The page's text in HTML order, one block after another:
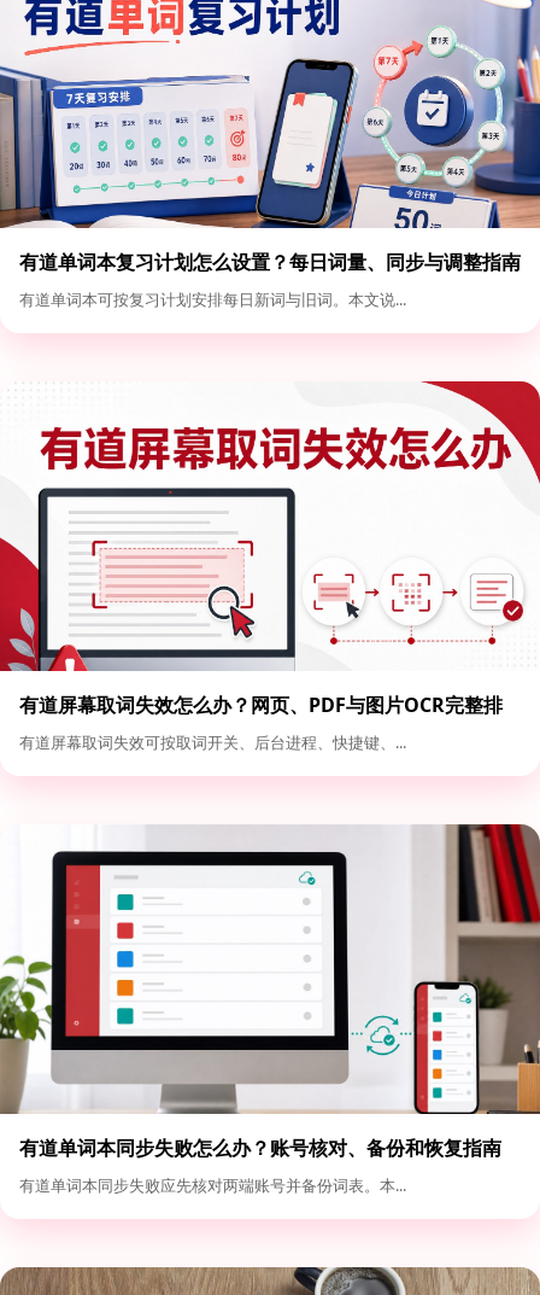
有道单词本复习计划怎么设置？每日词量、同步与调整指南
有道单词本可按复习计划安排每日新词与旧词。本文说...
有道屏幕取词失效怎么办？网页、PDF与图片OCR完整排
查
有道屏幕取词失效可按取词开关、后台进程、快捷键、...
有道单词本同步失败怎么办？账号核对、备份和恢复指南
有道单词本同步失败应先核对两端账号并备份词表。本...